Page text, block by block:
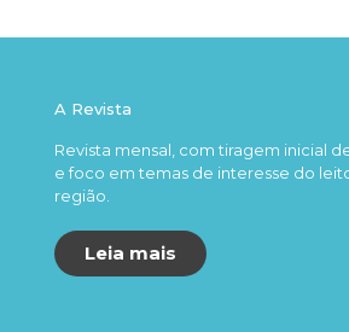
A Revista
Revista mensal, com tiragem inicial
e foco em temas de interesse do
região.
Leia mais